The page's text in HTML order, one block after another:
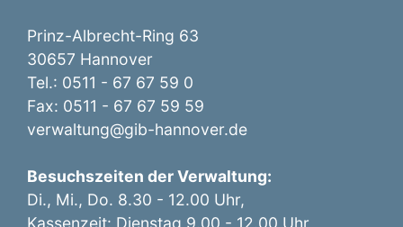
Prinz-Albrecht-Ring 63
30657 Hannover
Tel.: 0511 - 67 67 59 0
Fax: 0511 - 67 67 59 59
verwaltung@gib-hannover.de
Besuchszeiten der Verwaltung:
Di., Mi., Do. 8.30 - 12.00 Uhr,
Kassenzeit: Dienstag 9.00 - 12.00 Uhr